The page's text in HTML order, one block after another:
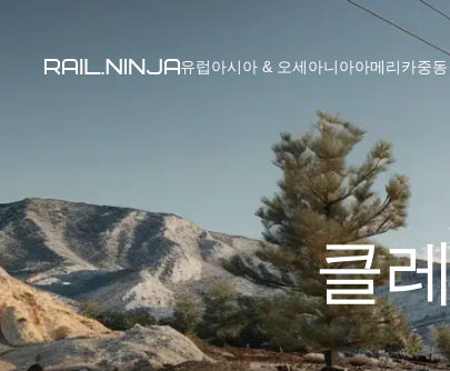
유럽아시아 & 오세아니아아메리카중
클